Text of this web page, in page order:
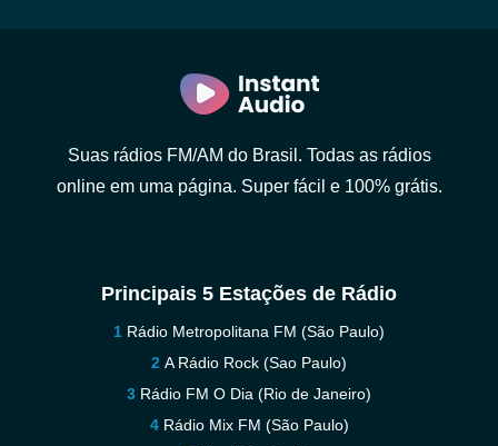
Suas rádios FM/AM do Brasil. Todas as rádios
online em uma página. Super fácil e 100% grátis.
Principais 5 Estações de Rádio
Rádio Metropolitana FM (São Paulo)
A Rádio Rock (Sao Paulo)
Rádio FM O Dia (Rio de Janeiro)
Rádio Mix FM (São Paulo)